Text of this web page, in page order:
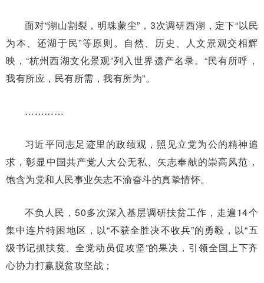
面对“湖山割裂，明珠蒙尘”，3次调研西湖，定下“以民
为本、还湖于民”等原则。自然、历史、人文景观交相辉
映，“杭州西湖文化景观”列入世界遗产名录。“民有所呼，
我有所应，民有所需，我有所为”。
…………
习近平同志足迹里的政绩观，照见立党为公的精神追
求，彰显中国共产党人大公无私、矢志奉献的崇高风范，
饱含为党和人民事业矢志不渝奋斗的真挚情怀。
不负人民，50多次深入基层调研扶贫工作，走遍14个
集中连片特困地区，以“不获全胜决不收兵”的勇毅，以“五
级书记抓扶贫、全党动员促攻坚”的果决，引领全国上下齐
心协力打赢脱贫攻坚战；